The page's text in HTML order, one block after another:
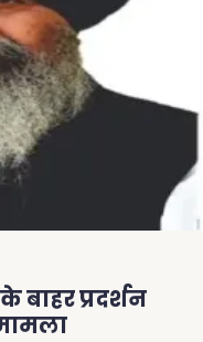
प्रदर्शन